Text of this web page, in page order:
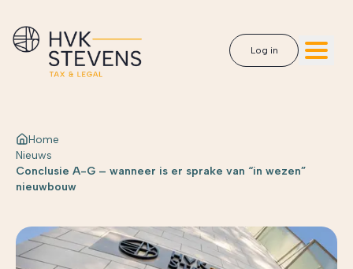
Log in
Home
Nieuws
Conclusie A-G – wanneer is er sprake van “in wezen”
nieuwbouw